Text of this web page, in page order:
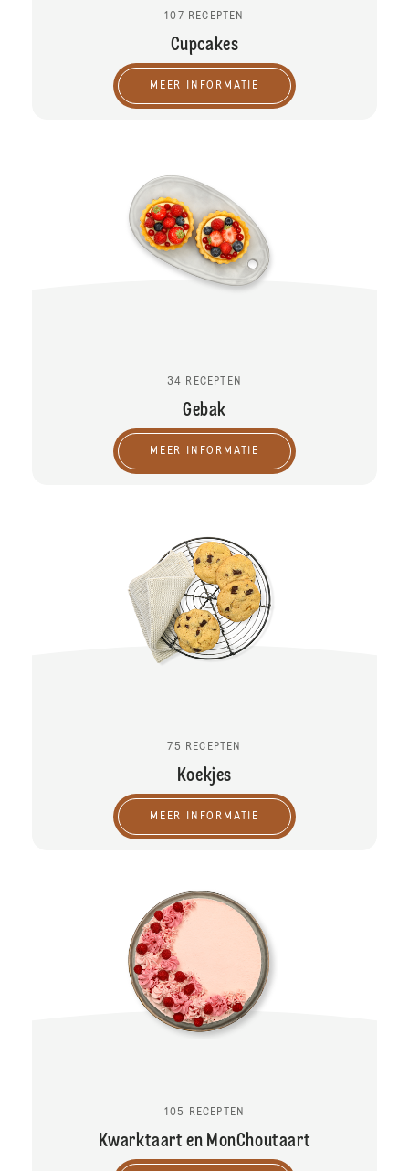
107 RECEPTEN
Cupcakes
MEER INFORMATIE
34 RECEPTEN
Gebak
MEER INFORMATIE
75 RECEPTEN
Koekjes
MEER INFORMATIE
105 RECEPTEN
Kwarktaart en MonChoutaart